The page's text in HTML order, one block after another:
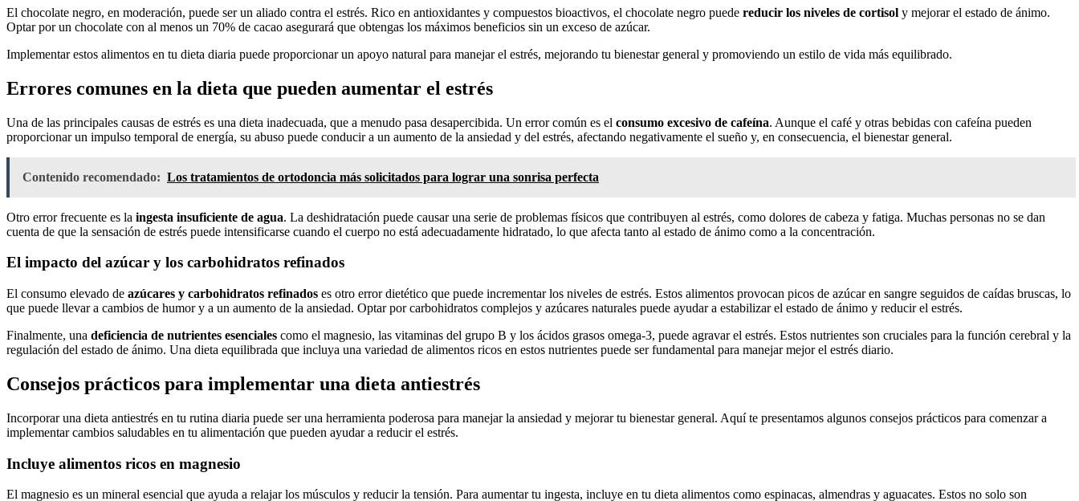
El chocolate negro, en moderación, puede ser un aliado contra el estrés. Rico en antioxidantes y compuestos bioactivos, el chocolate negro puede reducir los niveles de cortisol y mejorar el estado de ánimo.
Optar por un chocolate con al menos un 70% de cacao asegurará que obtengas los máximos beneficios sin un exceso de azúcar.
Implementar estos alimentos en tu dieta diaria puede proporcionar un apoyo natural para manejar el estrés, mejorando tu bienestar general y promoviendo un estilo de vida más equilibrado.
Errores comunes en la dieta que pueden aumentar el estrés
Una de las principales causas de estrés es una dieta inadecuada, que a menudo pasa desapercibida. Un error común es el consumo excesivo de cafeína. Aunque el café y otras bebidas con cafeína pueden
proporcionar un impulso temporal de energía, su abuso puede conducir a un aumento de la ansiedad y del estrés, afectando negativamente el sueño y, en consecuencia, el bienestar general.
Contenido recomendado: Los tratamientos de ortodoncia más solicitados para lograr una sonrisa perfecta
Otro error frecuente es la ingesta insuficiente de agua. La deshidratación puede causar una serie de problemas físicos que contribuyen al estrés, como dolores de cabeza y fatiga. Muchas personas no se dan
cuenta de que la sensación de estrés puede intensificarse cuando el cuerpo no está adecuadamente hidratado, lo que afecta tanto al estado de ánimo como a la concentración.
El impacto del azúcar y los carbohidratos refinados
El consumo elevado de azúcares y carbohidratos refinados es otro error dietético que puede incrementar los niveles de estrés. Estos alimentos provocan picos de azúcar en sangre seguidos de caídas bruscas, lo
que puede llevar a cambios de humor y a un aumento de la ansiedad. Optar por carbohidratos complejos y azúcares naturales puede ayudar a estabilizar el estado de ánimo y reducir el estrés.
Finalmente, una deficiencia de nutrientes esenciales como el magnesio, las vitaminas del grupo B y los ácidos grasos omega-3, puede agravar el estrés. Estos nutrientes son cruciales para la función cerebral y la
regulación del estado de ánimo. Una dieta equilibrada que incluya una variedad de alimentos ricos en estos nutrientes puede ser fundamental para manejar mejor el estrés diario.
Consejos prácticos para implementar una dieta antiestrés
Incorporar una dieta antiestrés en tu rutina diaria puede ser una herramienta poderosa para manejar la ansiedad y mejorar tu bienestar general. Aquí te presentamos algunos consejos prácticos para comenzar a
implementar cambios saludables en tu alimentación que pueden ayudar a reducir el estrés.
Incluye alimentos ricos en magnesio
El magnesio es un mineral esencial que ayuda a relajar los músculos y reducir la tensión. Para aumentar tu ingesta, incluye en tu dieta alimentos como espinacas, almendras y aguacates. Estos no solo son